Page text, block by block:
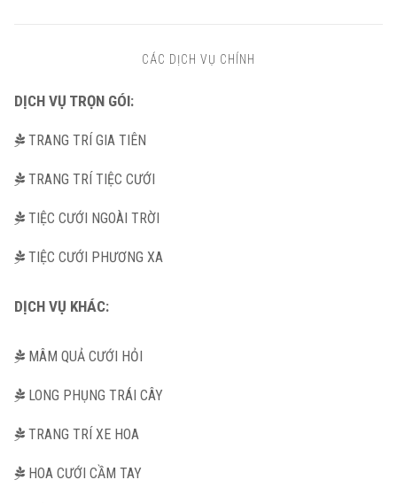
CÁC DỊCH VỤ CHÍNH
DỊCH VỤ TRỌN GÓI:
TRANG TRÍ GIA TIÊN
TRANG TRÍ TIỆC CƯỚI
TIỆC CƯỚI NGOÀI TRỜI
TIỆC CƯỚI PHƯƠNG XA
DỊCH VỤ KHÁC:
MÂM QUẢ CƯỚI HỎI
LONG PHỤNG TRÁI CÂY
TRANG TRÍ XE HOA
HOA CƯỚI CẦM TAY